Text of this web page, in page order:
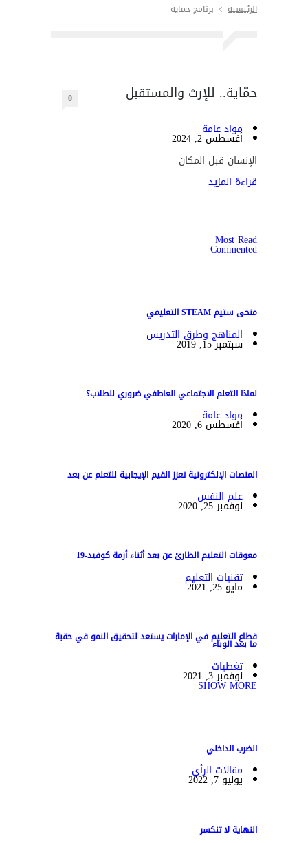
الرئيسية برنامج حماية
حمّاية.. للإرث والمستقبل 0
مواد عامة
أغسطس 2, 2024
الإنسان قبل المكان
قراءة المزيد
Most Read
Commented
منحى ستيم STEAM التعليمي
المناهج وطرق التدريس
سبتمبر 15, 2019
لماذا التعلم الاجتماعي العاطفي ضروري للطلاب؟
مواد عامة
أغسطس 6, 2020
المنصات الإلكترونية تعزز القيم الإيجابية للتعلم عن بعد
علم النفس
نوفمبر 25, 2020
معوقات التعليم الطارئ عن بعد أثناء أزمة كوفيد-19
تقنيات التعليم
مايو 25, 2021
قطاع التعليم في الإمارات يستعد لتحقيق النمو في حقبة
ما بعد الوباء
تغطيات
نوفمبر 3, 2021
SHOW MORE
الضرب الداخلي
مقالات الرأي
يونيو 7, 2022
النهاية لا تنكسر